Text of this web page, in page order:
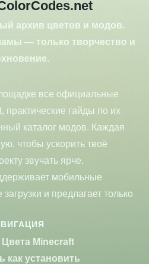
архив цветов и модов.
— только творчество и
все официальные
практические гайды по их
каталог модов. Каждая
чтобы ускорить твоё
звучать ярче.
мобильные
и предлагает только
Цвета Minecraft
как установить